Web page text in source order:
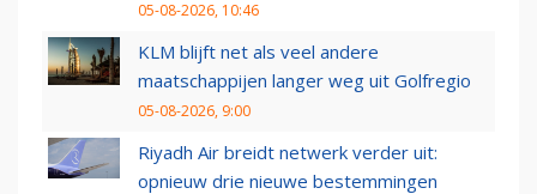
05-08-2026, 10:46
KLM blijft net als veel andere
maatschappijen langer weg uit Golfregio
05-08-2026, 9:00
Riyadh Air breidt netwerk verder uit:
opnieuw drie nieuwe bestemmingen